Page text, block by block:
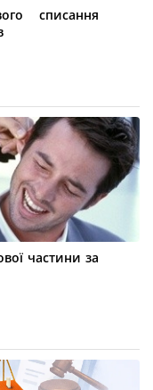
списання
частини за